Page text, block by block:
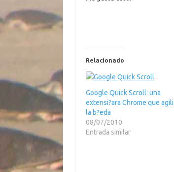
Relacionado
Google Quick Scroll: una
extensi?ara Chrome que
la b?eda
08/07/2010
Entrada similar